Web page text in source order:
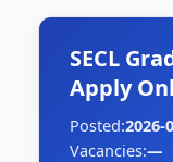
SECL
Apply
Posted:2026-
Vacancies:—